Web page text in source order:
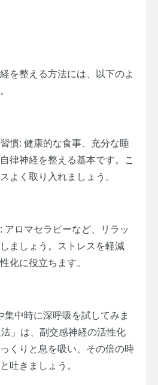
を整える方法には、以下のよ
慣: 健康的な食事、充分な睡
律神経を整える基本です。こ
よく取り入れましょう。
アロマセラピーなど、リラッ
ましょう。ストレスを軽減
化に役立ちます。
集中時に深呼吸を試してみま
」は、副交感神経の活性化
くりと息を吸い、その倍の時
吐きましょう。